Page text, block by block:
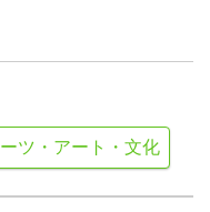
ツ・アート・文化